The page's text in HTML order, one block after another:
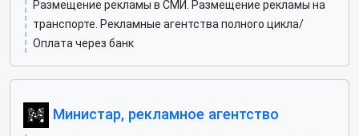
Размещение рекламы в СМИ. Размещение рекламы на
транспорте. Рекламные агентства полного цикла/
Оплата через банк
Министар, рекламное агентство